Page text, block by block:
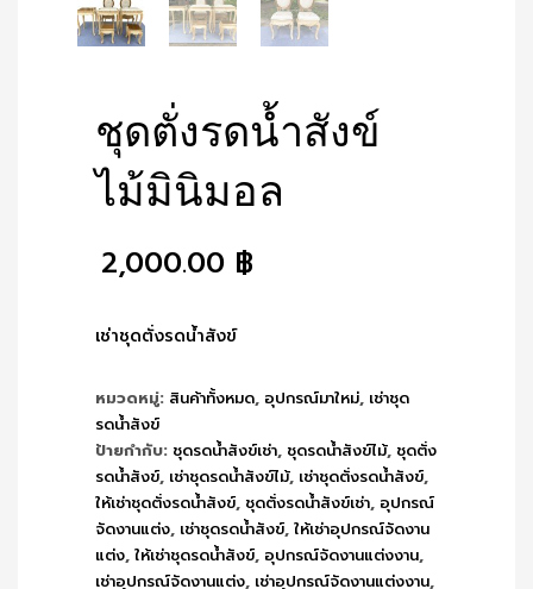
ชุดตั่งรดน้ำสังข์
ไม้มินิมอล
2,000.00 ฿
เช่าชุดตั่งรดน้ำสังข์
หมวดหมู่: สินค้าทั้งหมด, อุปกรณ์มาใหม่, เช่าชุด
รดน้ำสังข์
ป้ายกำกับ: ชุดรดน้ำสังข์เช่า, ชุดรดน้ำสังข์ไม้, ชุดตั่ง
รดน้ำสังข์, เช่าชุดรดน้ำสังข์ไม้, เช่าชุดตั่งรดน้ำสังข์,
ให้เช่าชุดตั่งรดน้ำสังข์, ชุดตั่งรดน้ำสังข์เช่า, อุปกรณ์
จัดงานแต่ง, เช่าชุดรดน้ำสังข์, ให้เช่าอุปกรณ์จัดงาน
แต่ง, ให้เช่าชุดรดน้ำสังข์, อุปกรณ์จัดงานแต่งงาน,
เช่าอุปกรณ์จัดงานแต่ง, เช่าอุปกรณ์จัดงานแต่งงาน,